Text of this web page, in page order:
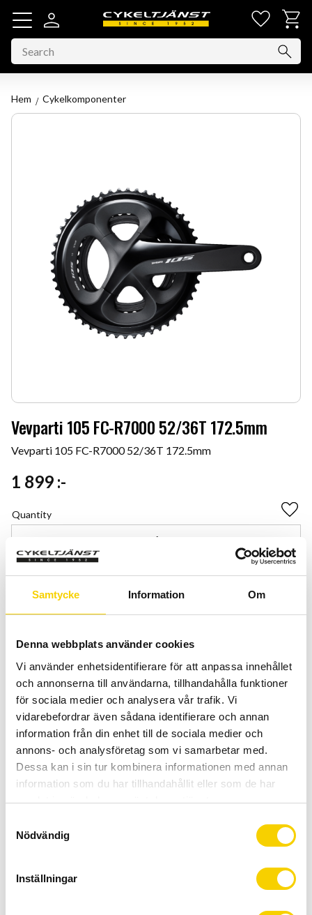
Samtycke Information Om
Denna webbplats använder cookies
Vi använder enhetsidentifierare för att anpassa innehållet
och annonserna till användarna, tillhandahålla funktioner
för sociala medier och analysera vår trafik. Vi
vidarebefordrar även sådana identifierare och annan
information från din enhet till de sociala medier och
annons- och analysföretag som vi samarbetar med.
Dessa kan i sin tur kombinera informationen med annan
information som du har tillhandahållit eller som de har
samlat in när du har använt deras tjänster.
Nödvändig
Inställningar
Menu
Basket
Hem Cykelkomponenter
Vevparti 105 FC-R7000 52/36T 172.5mm
Vevparti 105 FC-R7000 52/36T 172.5mm
1 899 :-
Quantity
BUY
Add
Kunnig personal och hög kundnöjdhet
Stock status
To order
För 11-växlar bak.
styvheten.
Balanserar vikt och effektivitet utan att tumma på